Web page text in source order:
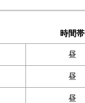
時間帯
昼
昼
昼